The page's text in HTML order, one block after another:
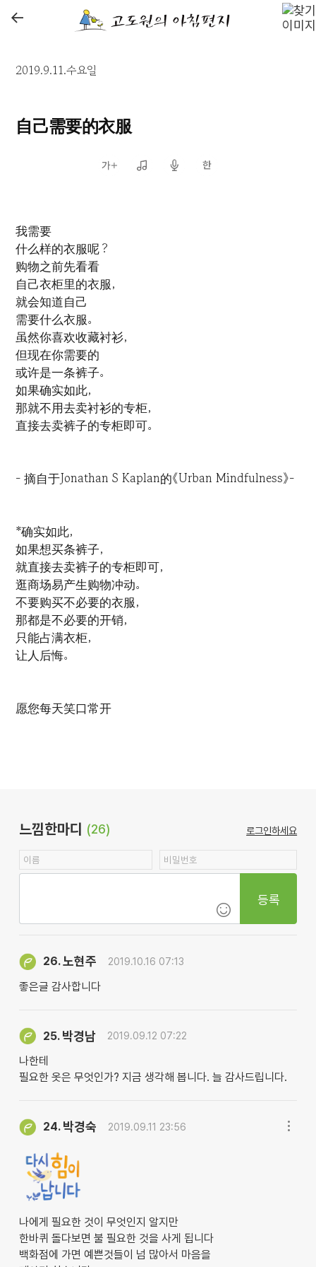
←
2019.9.11.수요일
自己需要的衣服
我需要
什么样的衣服呢？
购物之前先看看
自己衣柜里的衣服，
就会知道自己
需要什么衣服。
虽然你喜欢收藏衬衫，
但现在你需要的
或许是一条裤子。
如果确实如此，
那就不用去卖衬衫的专柜，
直接去卖裤子的专柜即可。
- 摘自于Jonathan S Kaplan的《Urban Mindfulness》-
*确实如此，
如果想买条裤子，
就直接去卖裤子的专柜即可，
逛商场易产生购物冲动。
不要购买不必要的衣服，
那都是不必要的开销，
只能占满衣柜，
让人后悔。
愿您每天笑口常开
느낌한마디 (26) 로그인하세요
등록
26.노현주 2019.10.16 07:13
좋은글 감사합니다
25. 박경남 2019.09.12 07:22
나한테
필요한 옷은 무엇인가? 지금 생각해 봅니다. 늘 감사드립니다.
24. 박경숙 2019.09.11 23:56
나에게 필요한 것이 무엇인지 알지만
한바퀴 돌다보면 불 필요한 것을 사게 됩니다
백화점에 가면 예쁜것들이 넘 많아서 마음을